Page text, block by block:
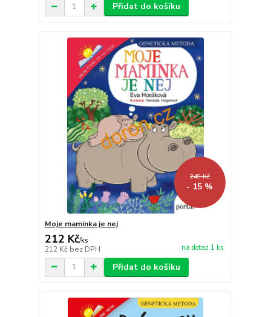
Přidat do košíku
249 Kč
- 15 %
Moje maminka je nej
212 Kč/ks
212 Kč bez DPH na dotaz 1 ks
Přidat do košíku